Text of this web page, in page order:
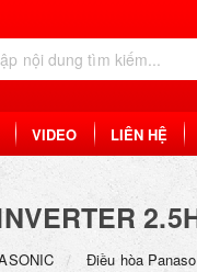
VIDEO LIÊN HỆ
Điều hòa